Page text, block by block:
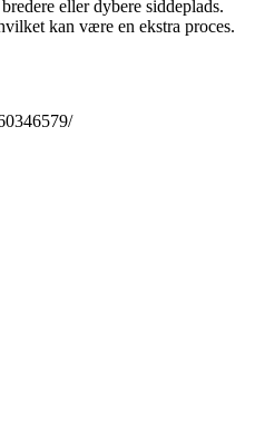
eller dybere siddeplads.
kan være en ekstra proces.